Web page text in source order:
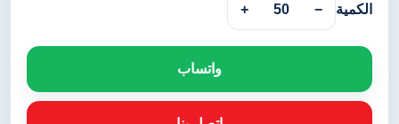
الكمية −
50
+
واتساب